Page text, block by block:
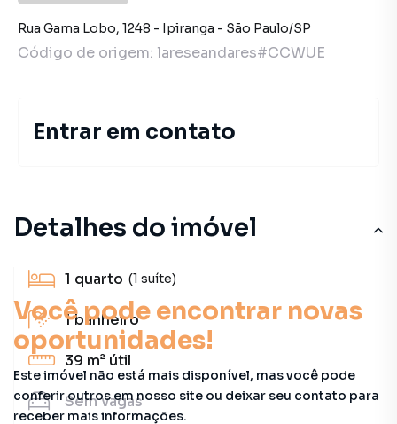
Você pode encontrar novas
oportunidades!
Este imóvel não está mais disponível, mas você pode
conferir outros em nosso site ou deixar seu contato para
receber mais informações.
Detalhes do imóvel
1 quarto (1 suíte)
1banheiro
39 m² útil
Semvagas
Rua Gama Lobo, 1248 - Ipiranga - São Paulo/SP
Código de origem: lareseandares#CCWUE
Entrar em contato